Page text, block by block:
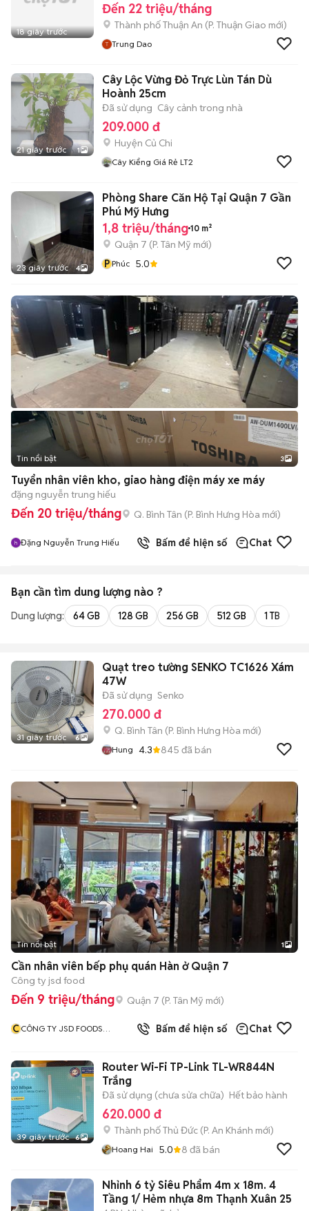
18 giây trước
Đến 22 triệu/tháng
Thành phố Thuận An (P. Thuận Giao mới)
Trung Dao
21 giây trước 1
Cây Lộc Vừng Đỏ Trực Lùn Tán Dù
Hoành 25cm
Đã sử dụng Cây cảnh trong nhà
209.000 đ
Huyện Củ Chi
Cây Kiểng Giá Rẻ LT2
23 giây trước 4
Phòng Share Căn Hộ Tại Quận 7 Gần
Phú Mỹ Hưng
1,8 triệu/tháng 10 m²
Quận 7 (P. Tân Mỹ mới)
P Phúc 5.0
Tin nổi bật 3
Tuyển nhân viên kho, giao hàng điện máy xe máy
đặng nguyễn trung hiếu
Đến 20 triệu/tháng Q. Bình Tân (P. Bình Hưng Hòa mới)
Đặng Nguyễn Trung Hiếu Bấm để hiện số Chat
Bạn cần tìm dung lượng nào ?
Dung lượng: 64 GB 128 GB 256 GB 512 GB 1 TB
31 giây trước 6
Quạt treo tường SENKO TC1626 Xám
47W
Đã sử dụng Senko
270.000 đ
Q. Bình Tân (P. Bình Hưng Hòa mới)
Hung 4.3 845 đã bán
Tin nổi bật 1
Cần nhân viên bếp phụ quán Hàn ở Quận 7
Công ty jsd food
Đến 9 triệu/tháng Quận 7 (P. Tân Mỹ mới)
CCÔNG TY JSD FOODS
Bấm để hiện số Chat
39 giây trước 6
Router Wi-Fi TP-Link TL-WR844N
Trắng
Đã sử dụng (chưa sửa chữa) Hết bảo hành
620.000 đ
Thành phố Thủ Đức (P. An Khánh mới)
Hoang Hai 5.0 8 đã bán
Nhỉnh 6 tỷ Siêu Phẩm 4m x 18m. 4
Tầng 1/ Hẻm nhựa 8m Thạnh Xuân 25